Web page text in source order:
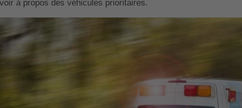
à propos des véhicules prioritaires.